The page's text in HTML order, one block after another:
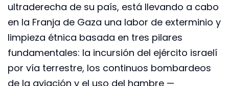
ultraderecha de su país, está llevando a cabo
en la Franja de Gaza una labor de exterminio y
limpieza étnica basada en tres pilares
fundamentales: la incursión del ejército israelí
por vía terrestre, los continuos bombardeos
de la aviación y el uso del hambre —